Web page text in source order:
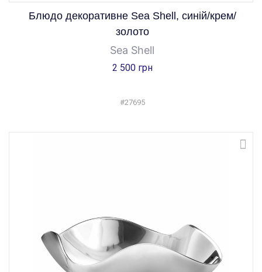
Блюдо декоративне Sea Shell, синій/крем/
золото
Sea Shell
2 500 грн
#27695